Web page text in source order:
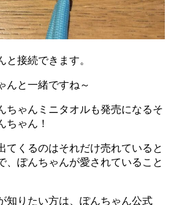
と接続できます。
んと一緒ですね～
ちゃんミニタオルも発売になるそ
ちゃん！
てくるのはそれだけ売れていると
、ぽんちゃんが愛されていること
知りたい方は、ぽんちゃん公式